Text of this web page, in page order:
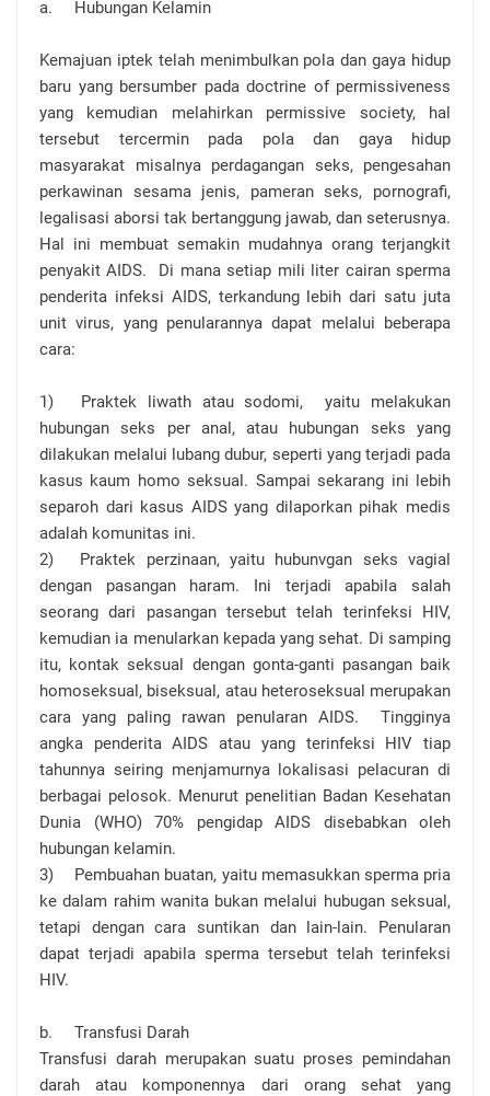
a. Hubungan Kelamin
Kemajuan iptek telah menimbulkan pola dan gaya hidup
baru yang bersumber pada doctrine of permissiveness
yang kemudian melahirkan permissive society, hal
tersebut tercermin pada pola dan gaya hidup
masyarakat misalnya perdagangan seks, pengesahan
perkawinan sesama jenis, pameran seks, pornografi,
legalisasi aborsi tak bertanggung jawab, dan seterusnya.
Hal ini membuat semakin mudahnya orang terjangkit
penyakit AIDS. Di mana setiap mili liter cairan sperma
penderita infeksi AIDS, terkandung lebih dari satu juta
unit virus, yang penularannya dapat melalui beberapa
cara:
1)
Praktek liwath atau sodomi, yaitu melakukan
hubungan seks per anal, atau hubungan seks yang
dilakukan melalui lubang dubur, seperti yang terjadi pada
kasus kaum homo seksual. Sampai sekarang ini lebih
separoh dari kasus AIDS yang dilaporkan pihak medis
adalah komunitas ini.
2)
Praktek perzinaan, yaitu hubunvgan seks vagial
dengan pasangan haram. Ini terjadi apabila salah
seorang dari pasangan tersebut telah terinfeksi HIV,
kemudian ia menularkan kepada yang sehat. Di samping
itu, kontak seksual dengan gonta-ganti pasangan baik
homoseksual, biseksual, atau heteroseksual merupakan
cara yang paling rawan penularan AIDS. Tingginya
angka penderita AIDS atau yang terinfeksi HIV tiap
tahunnya seiring menjamurnya lokalisasi pelacuran di
berbagai pelosok. Menurut penelitian Badan Kesehatan
Dunia (WHO) 70% pengidap AIDS disebabkan oleh
hubungan kelamin.
3)
Pembuahan buatan, yaitu memasukkan sperma pria
ke dalam rahim wanita bukan melalui hubugan seksual,
tetapi dengan cara suntikan dan lain-lain. Penularan
dapat terjadi apabila sperma tersebut telah terinfeksi
HIV.
b.
Transfusi Darah
Transfusi darah merupakan suatu proses pemindahan
darah atau komponennya dari orang sehat yang